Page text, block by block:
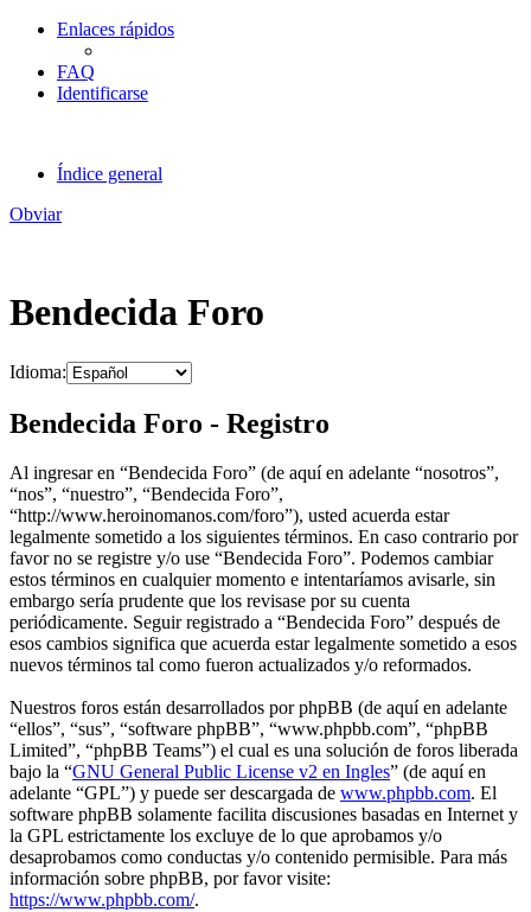
Enlaces rápidos
FAQ
Identificarse
Índice general
Obviar
Bendecida Foro
Idioma:
Bendecida Foro - Registro
Al ingresar en “Bendecida Foro” (de aquí en adelante “nosotros”,
“nos”, “nuestro”, “Bendecida Foro”,
“http://www.heroinomanos.com/foro”), usted acuerda estar
legalmente sometido a los siguientes términos. En caso contrario por
favor no se registre y/o use “Bendecida Foro”. Podemos cambiar
estos términos en cualquier momento e intentaríamos avisarle, sin
embargo sería prudente que los revisase por su cuenta
periódicamente. Seguir registrado a “Bendecida Foro” después de
esos cambios significa que acuerda estar legalmente sometido a esos
nuevos términos tal como fueron actualizados y/o reformados.
Nuestros foros están desarrollados por phpBB (de aquí en adelante
“ellos”, “sus”, “software phpBB”, “www.phpbb.com”, “phpBB
Limited”, “phpBB Teams”) el cual es una solución de foros liberada
bajo la “GNU General Public License v2 en Ingles” (de aquí en
adelante “GPL”) y puede ser descargada de www.phpbb.com. El
software phpBB solamente facilita discusiones basadas en Internet y
la GPL estrictamente los excluye de lo que aprobamos y/o
desaprobamos como conductas y/o contenido permisible. Para más
información sobre phpBB, por favor visite:
https://www.phpbb.com/.